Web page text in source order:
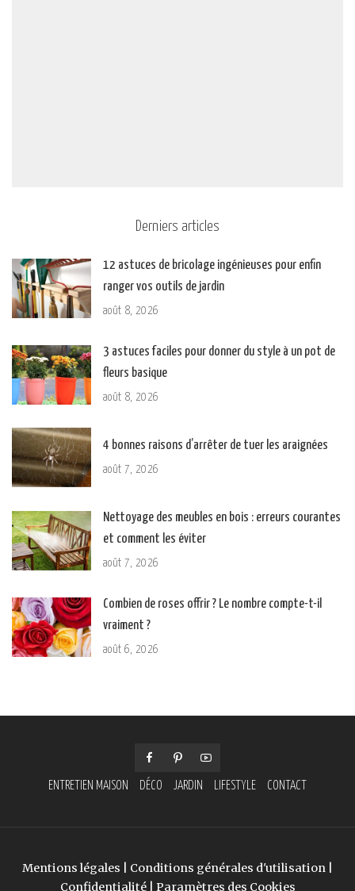
Derniers articles
12 astuces de bricolage ingénieuses pour enfin
ranger vos outils de jardin
août 8, 2026
3 astuces faciles pour donner du style à un pot de
fleurs basique
août 8, 2026
4 bonnes raisons d’arrêter de tuer les araignées
août 7, 2026
Nettoyage des meubles en bois : erreurs courantes
et comment les éviter
août 7, 2026
Combien de roses offrir ? Le nombre compte-t-il
vraiment ?
août 6, 2026
ENTRETIEN MAISON DÉCO JARDIN LIFESTYLE CONTACT
Mentions légales Conditions générales d'utilisation
Confidentialité| Paramètres des Cookies